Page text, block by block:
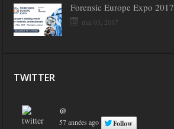
Forensic Europe Expo 2017
mai 03, 2017
TWITTER
@
57 années ago Follow